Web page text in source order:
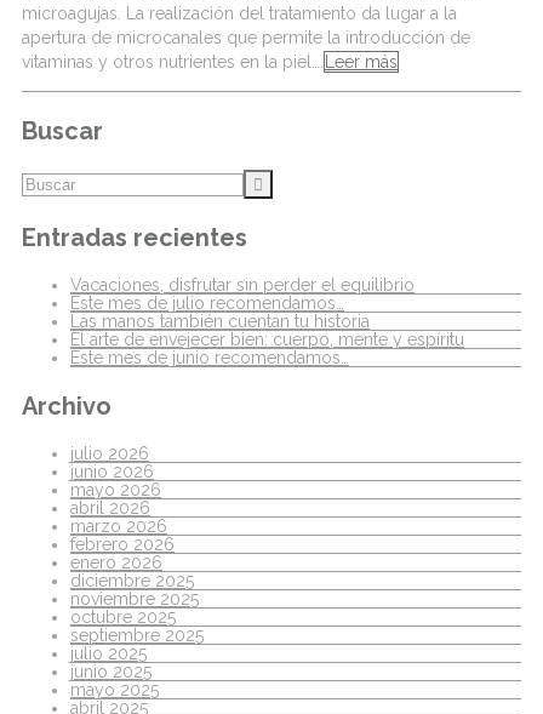
microagujas. La realización del tratamiento da lugar a la
apertura de microcanales que permite la introducción de
vitaminas y otros nutrientes en la piel….
Leer más
Buscar
Entradas recientes
Vacaciones, disfrutar sin perder el equilibrio
Este mes de julio recomendamos…
Las manos también cuentan tu historia
El arte de envejecer bien: cuerpo, mente y espíritu
Este mes de junio recomendamos…
Archivo
julio 2026
junio 2026
mayo 2026
abril 2026
marzo 2026
febrero 2026
enero 2026
diciembre 2025
noviembre 2025
octubre 2025
septiembre 2025
julio 2025
junio 2025
mayo 2025
abril 2025